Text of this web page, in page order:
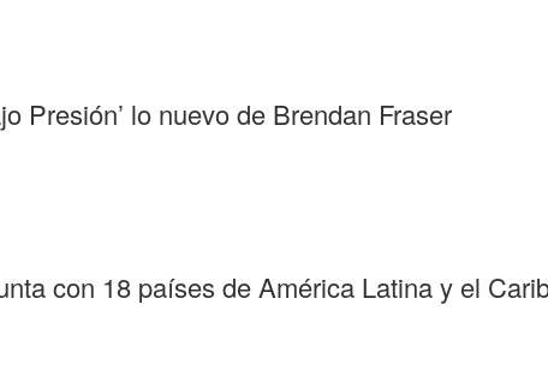
Presión’ lo nuevo de Brendan Fraser
con 18 países de América Latina y el